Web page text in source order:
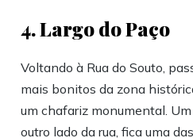
4. Largo do Paço
Voltando à Rua do Souto,
mais bonitos da zona
um chafariz monumental.
outro lado da rua, fica uma